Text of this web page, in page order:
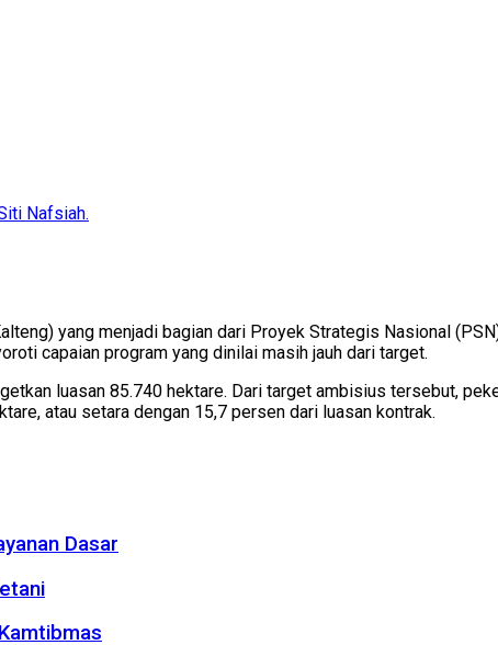
Nafsiah.
yang menjadi bagian dari Proyek Strategis Nasional
capaian program yang dinilai masih jauh dari target.
luasan 85.740 hektare. Dari target ambisius tersebut,
atau setara dengan 15,7 persen dari luasan kontrak.
Dasar